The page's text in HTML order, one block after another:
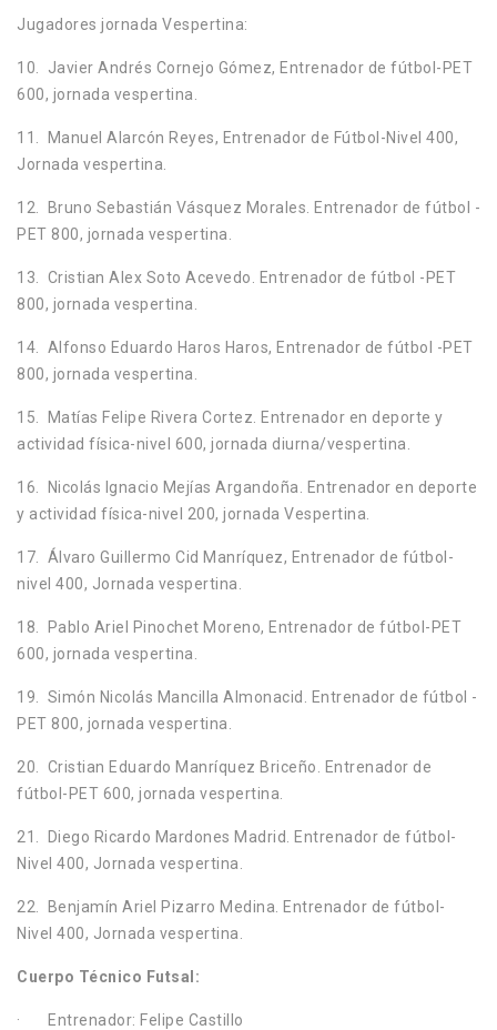
Jugadores jornada Vespertina:
10. Javier Andrés Cornejo Gómez, Entrenador de fútbol-PET
600, jornada vespertina.
11. Manuel Alarcón Reyes, Entrenador de Fútbol-Nivel 400,
Jornada vespertina.
12. Bruno Sebastián Vásquez Morales. Entrenador de fútbol -
PET 800, jornada vespertina.
13. Cristian Alex Soto Acevedo. Entrenador de fútbol -PET
800, jornada vespertina.
14. Alfonso Eduardo Haros Haros, Entrenador de fútbol -PET
800, jornada vespertina.
15. Matías Felipe Rivera Cortez. Entrenador en deporte y
actividad física-nivel 600, jornada diurna/vespertina.
16. Nicolás Ignacio Mejías Argandoña. Entrenador en deporte
y actividad física-nivel 200, jornada Vespertina.
17. Álvaro Guillermo Cid Manríquez, Entrenador de fútbol-
nivel 400, Jornada vespertina.
18. Pablo Ariel Pinochet Moreno, Entrenador de fútbol-PET
600, jornada vespertina.
19. Simón Nicolás Mancilla Almonacid. Entrenador de fútbol -
PET 800, jornada vespertina.
20. Cristian Eduardo Manríquez Briceño. Entrenador de
fútbol-PET 600, jornada vespertina.
21. Diego Ricardo Mardones Madrid. Entrenador de fútbol-
Nivel 400, Jornada vespertina.
22. Benjamín Ariel Pizarro Medina. Entrenador de fútbol-
Nivel 400, Jornada vespertina.
Cuerpo Técnico Futsal:
· Entrenador: Felipe Castillo